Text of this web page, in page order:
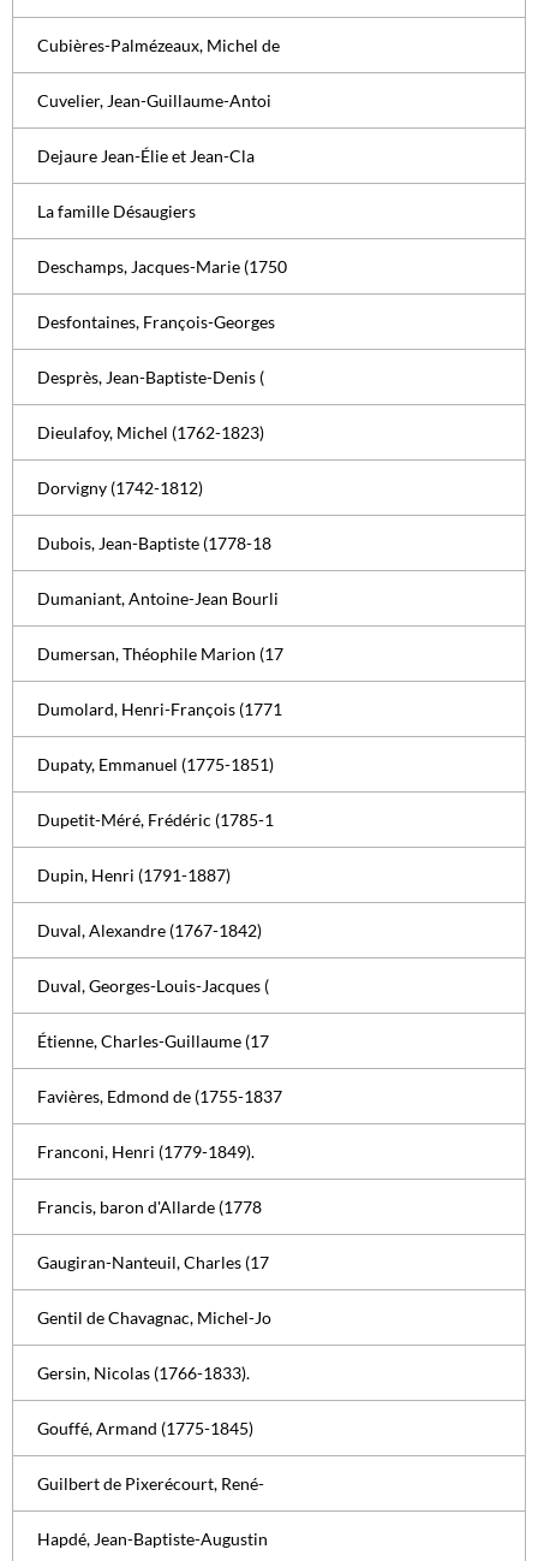
Cubières-Palmézeaux, Michel de
Cuvelier, Jean-Guillaume-Antoi
Dejaure Jean-Élie et Jean-Cla
La famille Désaugiers
Deschamps, Jacques-Marie (1750
Desfontaines, François-Georges
Desprès, Jean-Baptiste-Denis (
Dieulafoy, Michel (1762-1823)
Dorvigny (1742-1812)
Dubois, Jean-Baptiste (1778-18
Dumaniant, Antoine-Jean Bourli
Dumersan, Théophile Marion (17
Dumolard, Henri-François (1771
Dupaty, Emmanuel (1775-1851)
Dupetit-Méré, Frédéric (1785-1
Dupin, Henri (1791-1887)
Duval, Alexandre (1767-1842)
Duval, Georges-Louis-Jacques (
Étienne, Charles-Guillaume (17
Favières, Edmond de (1755-1837
Franconi, Henri (1779-1849).
Francis, baron d'Allarde (1778
Gaugiran-Nanteuil, Charles (17
Gentil de Chavagnac, Michel-Jo
Gersin, Nicolas (1766-1833).
Gouffé, Armand (1775-1845)
Guilbert de Pixerécourt, René-
Hapdé, Jean-Baptiste-Augustin